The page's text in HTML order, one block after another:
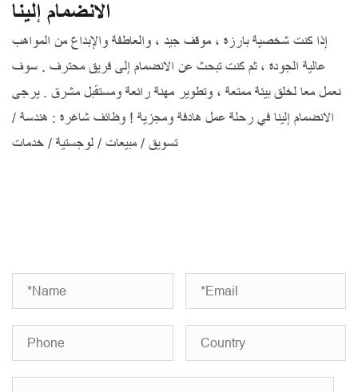
الانضمام إلينا
إذا كنت شخصية بارزة ، موقف جيد ، والعاطفة والإبداع من المواهب
عالية الجودة ، ثم كنت تبحث عن الانضمام إلى فريق محترف . سوف
نعمل معا لخلق بيئة ممتعة ، وتطوير مهنة رائعة ومستقبل مشرق . يرجى
الانضمام إلينا في رحلة عمل هادفة ومجزية ! وظائف شاغرة : هندسة /
تسويق / مبيعات / لوجستية / خدمات